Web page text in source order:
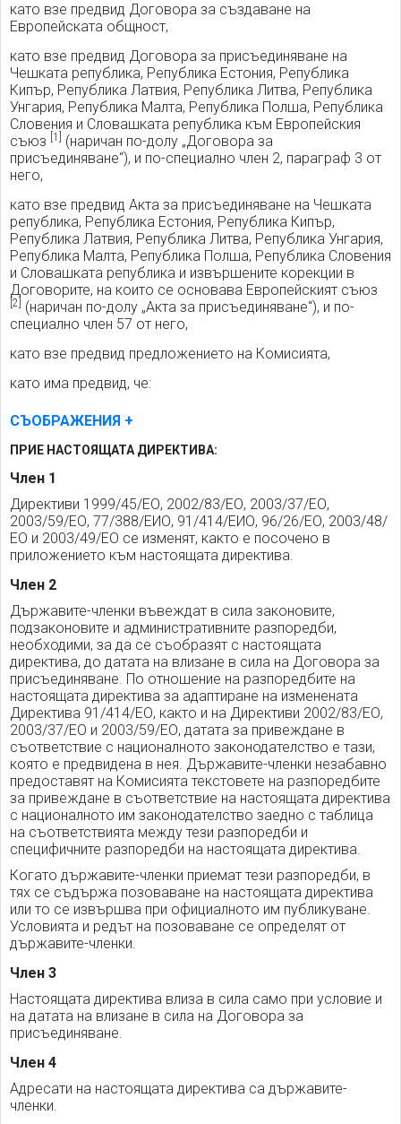
като взе предвид Договора за създаване на
Европейската общност,
като взе предвид Договора за присъединяване на
Чешката република, Република Естония, Република
Кипър, Република Латвия, Република Литва, Република
Унгария, Република Малта, Република Полша, Република
Словения и Словашката република към Европейския
съюз [1]
(наричан по-долу „Договора за
присъединяване“), и по-специално член 2, параграф 3 от
него,
като взе предвид Акта за присъединяване на Чешката
република, Република Естония, Република Кипър,
Република Латвия, Република Литва, Република Унгария,
Република Малта, Република Полша, Република Словения
и Словашката република и извършените корекции в
Договорите, на които се основава Европейският съюз
[2]
(наричан по-долу „Акта за присъединяване“), и по-
специално член 57 от него,
като взе предвид предложението на Комисията,
като има предвид, че:
СЪОБРАЖЕНИЯ
ПРИЕ НАСТОЯЩАТА ДИРЕКТИВА:
Член 1
Директиви 1999/45/ЕО, 2002/83/ЕО, 2003/37/ЕО,
2003/59/ЕО, 77/388/ЕИО, 91/414/ЕИО, 96/26/ЕО, 2003/48/
ЕО и 2003/49/ЕО се изменят, както е посочено в
приложението към настоящата директива.
Член 2
Държавите-членки въвеждат в сила законовите,
подзаконовите и административните разпоредби,
необходими, за да се съобразят с настоящата
директива, до датата на влизане в сила на Договора за
присъединяване. По отношение на разпоредбите на
настоящата директива за адаптиране на изменената
Директива 91/414/ЕО, както и на Директиви 2002/83/ЕО,
2003/37/ЕО и 2003/59/ЕО, датата за привеждане в
съответствие с националното законодателство е тази,
която е предвидена в нея. Държавите-членки незабавно
предоставят на Комисията текстовете на разпоредбите
за привеждане в съответствие на настоящата директива
с националното им законодателство заедно с таблица
на съответствията между тези разпоредби и
специфичните разпоредби на настоящата директива.
Когато държавите-членки приемат тези разпоредби, в
тях се съдържа позоваване на настоящата директива
или то се извършва при официалното им публикуване.
Условията и редът на позоваване се определят от
държавите-членки.
Член 3
Настоящата директива влиза в сила само при условие и
на датата на влизане в сила на Договора за
присъединяване.
Член 4
Адресати на настоящата директива са държавите-
членки.